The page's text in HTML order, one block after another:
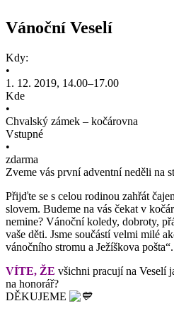
Vánoční Veselí
Kdy:
•
1. 12. 2019, 14.00–17.00
Kde
•
Chvalský zámek – kočárovna
Vstupné
•
zdarma
Zveme vás první adventní neděli na
Přijďte se s celou rodinou zahřát
slovem. Budeme na vás čekat v
nemine? Vánoční koledy, dobroty,
vaše děti. Jsme součástí velmi milé
vánočního stromu a Ježíškova pošta“.
VÍTE, ŽE všichni pracují na Veselí
na honorář?
DĚKUJEME